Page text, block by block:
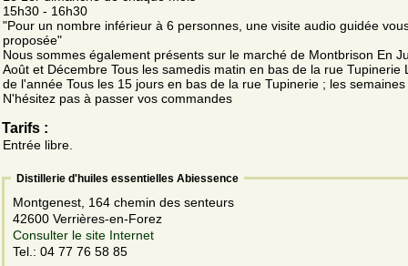
15h30 - 16h30
"Pour un nombre inférieur à 6 personnes, une visite audio guidée
proposée"
Nous sommes également présents sur le marché de Montbrison En
Août et Décembre Tous les samedis matin en bas de la rue Tupinerie
de l'année Tous les 15 jours en bas de la rue Tupinerie ; les
N'hésitez pas à passer vos commandes
Tarifs :
Entrée libre.
Distillerie d'huiles essentielles Abiessence
Montgenest, 164 chemin des senteurs
42600 Verrières-en-Forez
Consulter le site Internet
Tel.: 04 77 76 58 85